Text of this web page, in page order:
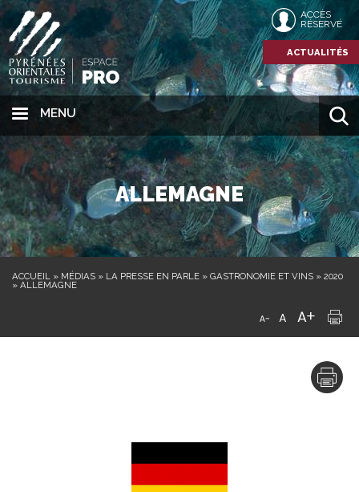
MENU
ACCÈS
RÉSERVÉ
ACTUALITÉS
ALLEMAGNE
ACCUEIL » MÉDIAS » LA PRESSE EN PARLE » GASTRONOMIE ET VINS » 2020
» ALLEMAGNE